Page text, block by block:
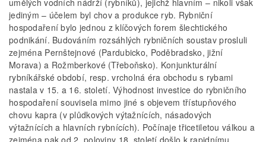
umělých vodních nádrží (rybníků), jejichž hlavním – nikoli však
jediným – účelem byl chov a produkce ryb. Rybniční
hospodaření bylo jednou z klíčových forem šlechtického
podnikání. Budováním rozsáhlých rybničních soustav prosluli
zejména Pernštejnové (Pardubicko, Poděbradsko, jižní
Morava) a Rožmberkové (Třeboňsko). Konjunkturální
rybníkářské období, resp. vrcholná éra obchodu s rybami
nastala v 15. a 16. století. Výhodnost investice do rybničního
hospodaření souvisela mimo jiné s objevem třístupňového
chovu kapra (v plůdkových výtažnících, násadových
výtažnících a hlavních rybnících). Počínaje třicetiletou válkou a